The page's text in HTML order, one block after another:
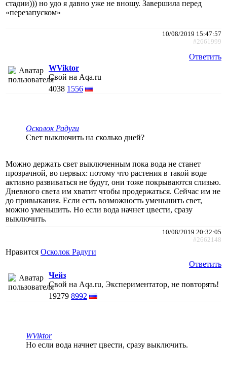
стадии))) но удо я давно уже не вношу. Завершила перед
«перезапуском»
10/08/2019 15:47:57
#2661999
Ответить
WViktor
Свой на Aqa.ru
4038 1556
Осколок Радуги
Свет выключить на сколько дней?
Можно держать свет выключенным пока вода не станет
прозрачной, во первых: потому что растения в такой воде
активно развиваться не будут, они тоже покрываются слизью.
Дневного света им хватит чтобы продержаться. Сейчас им не
до привыкания. Если есть возможность уменьшить свет,
можно уменьшить. Но если вода начнет цвести, сразу
выключить.
10/08/2019 20:32:05
#2662148
Нравится Осколок Радуги
Ответить
Чейз
Свой на Aqa.ru, Экспериментатор, не повторять!
19279 8992
WViktor
Но если вода начнет цвести, сразу выключить.